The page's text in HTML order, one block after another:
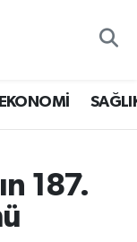
EKONOMİ
187.